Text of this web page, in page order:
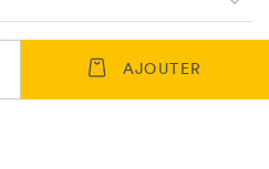
AJOUTER